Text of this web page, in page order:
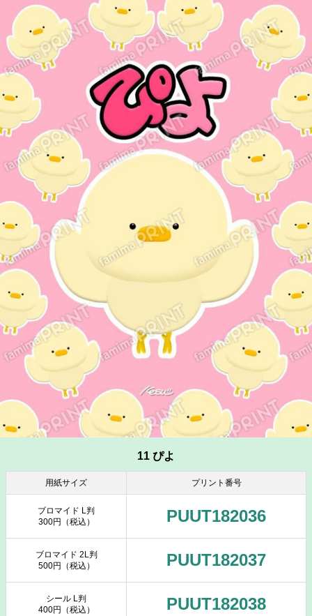
11 ぴよ
用紙サイズ プリント番号
ブロマイド L判
300円（税込）
PUUT182036
ブロマイド 2L判
500円（税込）
PUUT182037
シール L判
400円（税込）
PUUT182038